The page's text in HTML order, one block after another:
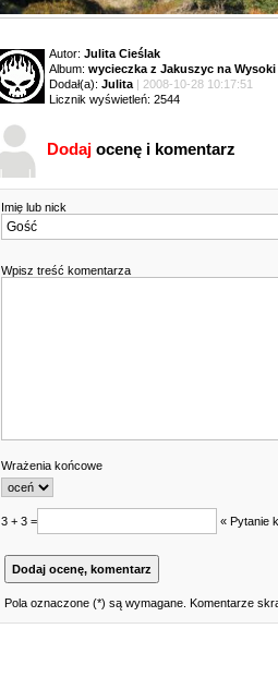
Autor: Julita Cieślak
Album: wycieczka z Jakuszyc na
Dodał(a): Julita | 2008-10-28 10:17:51
Licznik wyświetleń: 2544
Dodaj ocenę i komentarz
Imię lub nick
Wpisz treść komentarza
Wrażenia końcowe
3 + 3 = « Pytanie
Pola oznaczone (*) są wymagane. Komentarze